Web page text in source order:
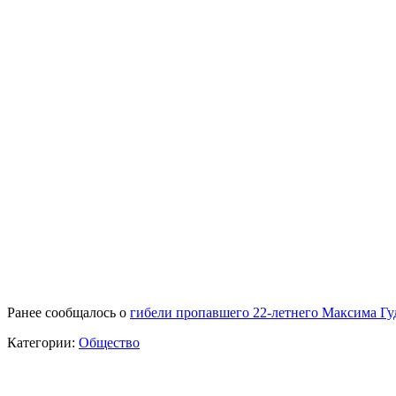
Ранее сообщалось о гибели пропавшего 22-летнего Максима
Категории: Общество